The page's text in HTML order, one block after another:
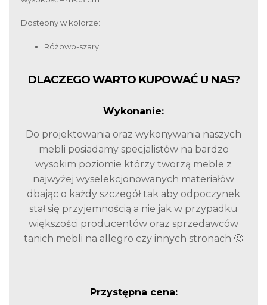
Dostępny w kolorze:
Różowo-szary
DLACZEGO WARTO KUPOWAĆ U NAS?
Wykonanie:
Do projektowania oraz wykonywania naszych
mebli posiadamy specjalistów na bardzo
wysokim poziomie którzy tworzą meble z
najwyżej wyselekcjonowanych materiałów
dbając o każdy szczegół tak aby odpoczynek
stał się przyjemnością a nie jak w przypadku
większości producentów oraz sprzedawców
tanich mebli na allegro czy innych stronach 🙂
Przystępna cena: